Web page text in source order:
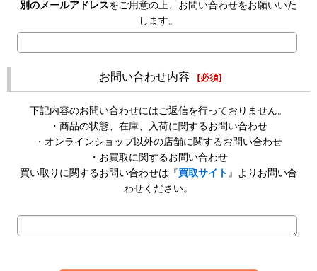
別のメールアドレスをご用意の上、お問い合わせをお願いいた
します。
お問い合わせ内容 [必須]
下記内容のお問い合わせにはご返信を行っておりません。
・商品の状態、在庫、入荷に関するお問い合わせ
・オンラインショップ以外の店舗に関するお問い合わせ
・お買取に関するお問い合わせ
買い取りに関するお問い合わせは『買取サイト 』よりお問い合
わせください。